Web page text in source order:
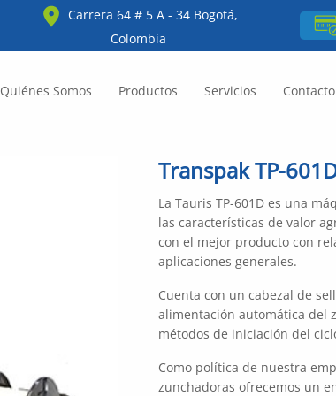
Carrera 64 # 5 A - 34 Bogotá,
Colombia
Quiénes Somos Productos Servicios Contacto
Transpak TP-
La Tauris TP-601D es una
las características de valor
con el mejor producto con
aplicaciones generales.
Cuenta con un cabezal de
alimentación automática del
métodos de iniciación del
Como política de nuestra
zunchadoras ofrecemos un